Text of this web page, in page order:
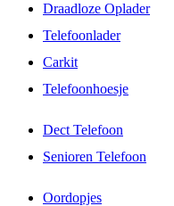
Draadloze Oplader
Telefoonlader
Carkit
Telefoonhoesje
Dect Telefoon
Senioren Telefoon
Oordopjes